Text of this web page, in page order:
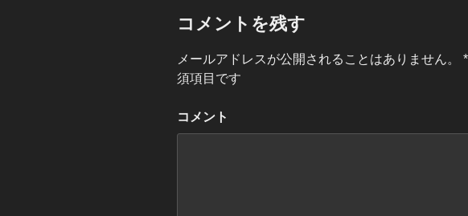
コメントを残す
メールアドレスが公開されることはありません。 *
須項目です
コメント